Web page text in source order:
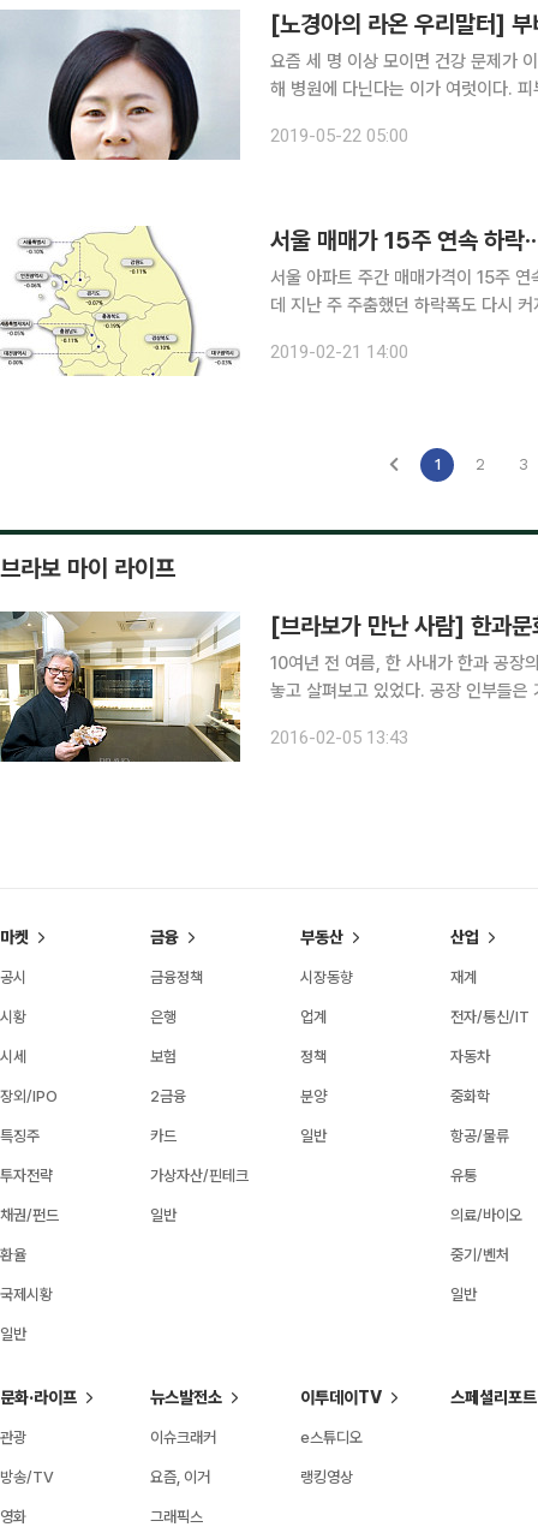
[노경아의 라온 우리말터]
요즘 세 명 이상 모이면 건강 문제가
해 병원에 다닌다는 이가 여럿이다.
정으로 불평을 쏟아냈다. “의사들이
2019-05-22 05:00
서울 매매가 15주 연속 하락
서울 아파트 주간 매매가격이 15주
데 지난 주 주춤했던 하락폭도 다시
전국(-0.09%) 주간 아파트 매매가격
2019-02-21 14:00
1 2 3
브라보 마이 라이프
[브라보가 만난 사람] 한과
10여년 전 여름, 한 사내가 한과 공장
놓고 살펴보고 있었다. 공장 인부들
고, 그래서 그는 한과에 미친 한과광
2016-02-05 13:43
마켓
공시
시황
시세
장외/IPO
특징주
투자전략
채권/펀드
환율
국제시황
일반
금융
금융정책
은행
보험
2금융
카드
가상자산/핀테크
일반
부동산
시장동향
업계
정책
분양
일반
산업
재계
전자/통신/IT
자동차
중화학
항공/물류
유통
의료/바이오
중기/벤처
일반
문화·라이프
관광
방송/TV
영화
뉴스발전소
이슈크래커
요즘, 이거
그래픽스
이투데이TV
e스튜디오
랭킹영상
스페셜리포트